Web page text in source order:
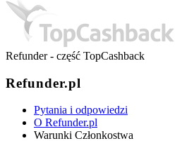
Refunder - część TopCashback
Refunder.pl
Pytania i odpowiedzi
O Refunder.pl
Warunki Członkostwa